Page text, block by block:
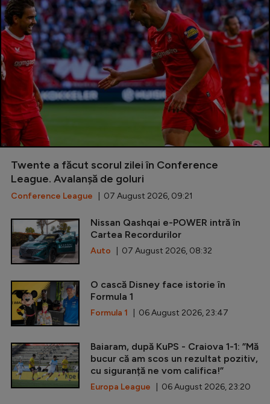
Twente a făcut scorul zilei în Conference
League. Avalanșă de goluri
Conference League | 07 August 2026, 09:21
Nissan Qashqai e-POWER intră în
Cartea Recordurilor
Auto | 07 August 2026, 08:32
O cască Disney face istorie în
Formula 1
Formula 1 | 06 August 2026, 23:47
Baiaram, după KuPS - Craiova 1-1: ”Mă
bucur că am scos un rezultat pozitiv,
cu siguranță ne vom califica!”
Europa League | 06 August 2026, 23:20